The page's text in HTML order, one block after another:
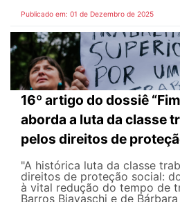
Publicado em: 01 de Dezembro de 2025
16º artigo do dossiê
aborda a luta da classe
pelos direitos de
"A histórica luta da classe
direitos de proteção social:
à vital redução do tempo de
Barros Biavaschi e de